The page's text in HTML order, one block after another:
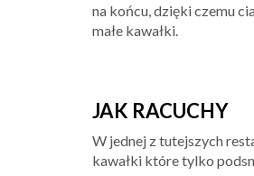
na końcu, dzięki czemu
małe kawałki.
JAK RACUCHY
W jednej z tutejszych
kawałki które tylko